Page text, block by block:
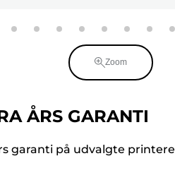
Zoom
ÅRS GARANTI
garanti på udvalgte printere